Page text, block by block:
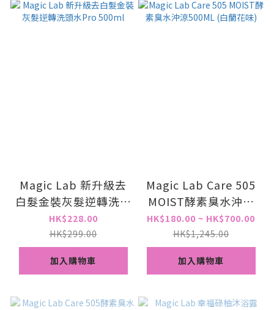
Magic Lab 新升級去
白髮金裝灰髮逆轉洗頭
水Pro 500ml
HK$228.00
HK$299.00
加入購物車
Magic Lab Care 505
MOIST酵素臭水沖涼
500ML (白蘭花味)
HK$180.00 ~ HK$700.00
HK$1,245.00
加入購物車